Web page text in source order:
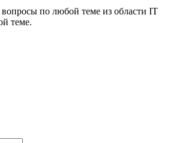
по любой теме из области IT
теме.